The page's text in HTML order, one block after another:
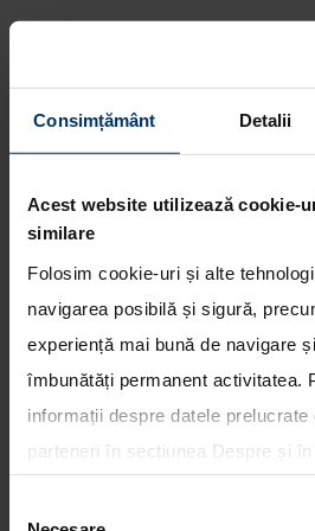
Consimțământ Detalii
Acest website utilizează cookie-
similare
Folosim cookie-uri și alte
navigarea posibilă și sigură,
experiență mai bună de navigare
îmbunătăți permanent activitatea.
informații despre datele prelucrate
parteneri în secțiunea Despre și în
toate cookie-urile, una sau mai
Podium pentru
Motorsport, la ultima
WRC 2021